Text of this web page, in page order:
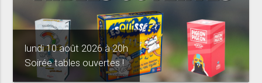
lundi 10 août 2026 à 20h
Soirée tables ouvertes !